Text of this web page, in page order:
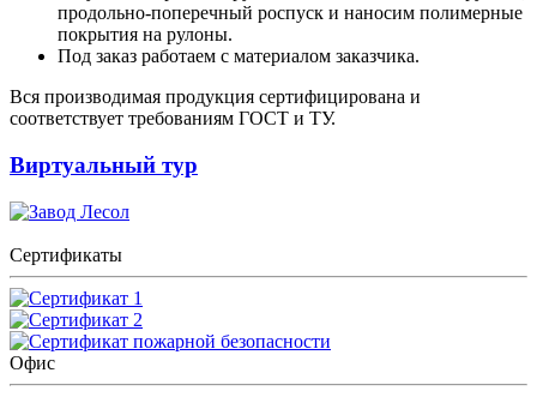
продольно-поперечный роспуск и наносим полимерные
покрытия на рулоны.
Под заказ работаем с материалом заказчика.
Вся производимая продукция сертифицирована и
соответствует требованиям ГОСТ и ТУ.
Виртуальный тур
Сертификаты
Офис